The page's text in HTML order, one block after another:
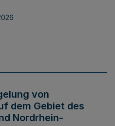
von
dem Gebiet des
Nordrhein-